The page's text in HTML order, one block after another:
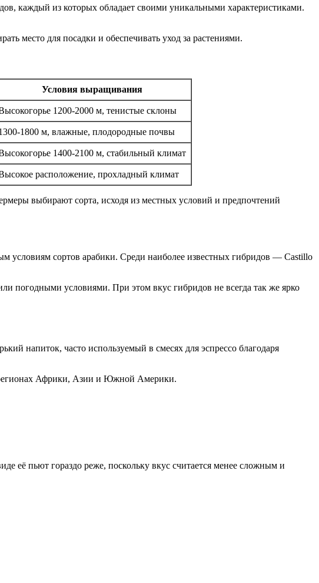
каждый из которых обладает своими уникальными характеристиками.
место для посадки и обеспечивать уход за растениями.
Условия выращивания
1200-2000 м, тенистые склоны
1800 м, влажные, плодородные почвы
1400-2100 м, стабильный климат
расположение, прохладный климат
выбирают сорта, исходя из местных условий и предпочтений
условиям сортов арабики. Среди наиболее известных гибридов — Castillo
погодными условиями. При этом вкус гибридов не всегда так же ярко
напиток, часто используемый в смесях для эспрессо благодаря
регионах Африки, Азии и Южной Америки.
её пьют гораздо реже, поскольку вкус считается менее сложным и